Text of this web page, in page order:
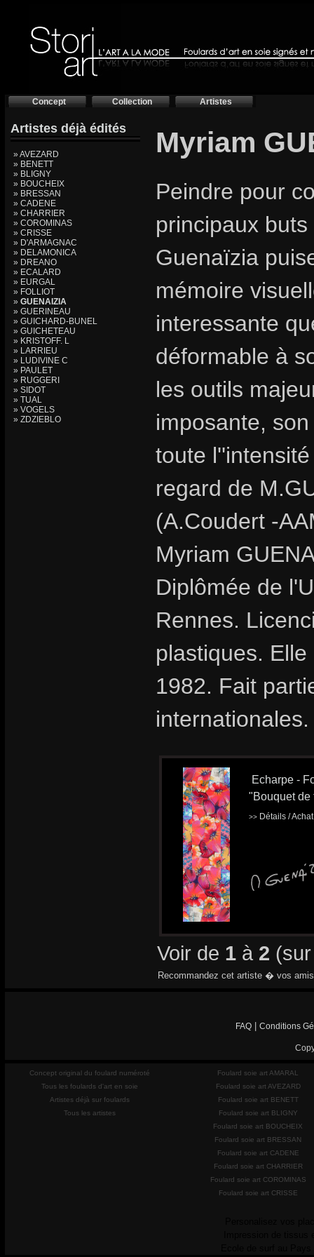
Concept Collection Artistes
Artistes déjà édités
» AVEZARD
» BENETT
» BLIGNY
» BOUCHEIX
» BRESSAN
» CADENE
» CHARRIER
» COROMINAS
» CRISSE
» D'ARMAGNAC
» DELAMONICA
» DREANO
» ECALARD
» EURGAL
» FOLLIOT
» GUENAIZIA
» GUERINEAU
» GUICHARD-BUNEL
» GUICHETEAU
» KRISTOFF. L
» LARRIEU
» LUDIVINE C
» PAULET
» RUGGERI
» SIDOT
» TUAL
» VOGELS
» ZDZIEBLO
Myriam
Peindre pour
principaux
Guenaïzia
mémoire
interessante
déformable à
les outils
imposante,
toute
regard de
(A.Coudert -
Myriam
Diplômée de
Rennes.
plastiques.
1982. Fait
internationales.
Echarpe -
"Bouquet de
>> Détails /
Voir de 1 à 2
Recommandez cet artiste � vos
FAQ Conditions
Concept original du foulard numéroté
Tous les foulards d'art en soie
Artistes déjà sur foulards
Tous les artistes
Foulard soie art AMARAL
Foulard soie art AVEZARD
Foulard soie art BENETT
Foulard soie art BLIGNY
Foulard soie art BOUCHEIX
Foulard soie art BRESSAN
Foulard soie art CADENE
Foulard soie art CHARRIER
Foulard soie art COROMINAS
Foulard soie art CRISSE